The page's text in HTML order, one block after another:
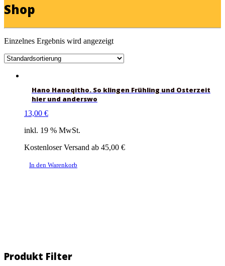
Shop
Einzelnes Ergebnis wird angezeigt
Hano Hanoqitho. So klingen Frühling und Osterzeit
hier und anderswo
13,00 €
inkl. 19 % MwSt.
Kostenloser Versand ab 45,00 €
In den Warenkorb
Produkt Filter